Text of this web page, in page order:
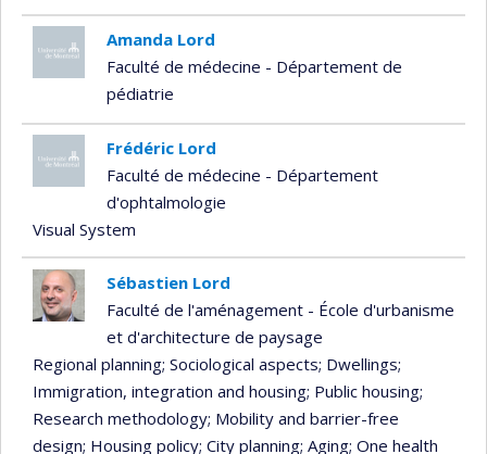
Amanda Lord
Faculté de médecine - Département de
pédiatrie
Frédéric Lord
Faculté de médecine - Département
d'ophtalmologie
Visual System
Sébastien Lord
Faculté de l'aménagement - École d'urbanisme
et d'architecture de paysage
Regional planning; Sociological aspects; Dwellings;
Immigration, integration and housing; Public housing;
Research methodology; Mobility and barrier-free
design; Housing policy; City planning; Aging; One health